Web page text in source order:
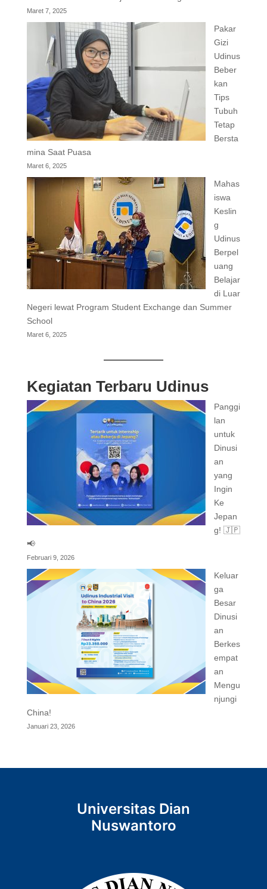
Maret 7, 2025
Pakar
Gizi
Udinus
Beber
kan
Tips
Tubuh
Tetap
Bersta
mina Saat Puasa
Maret 6, 2025
Mahas
iswa
Keslin
g
Udinus
Berpel
uang
Belajar
di Luar
Negeri lewat Program Student Exchange dan Summer
School
Maret 6, 2025
Kegiatan Terbaru Udinus
Panggi
lan
untuk
Dinusi
an
yang
Ingin
Ke
Jepan
g! 🇯🇵
📢
Februari 9, 2026
Keluar
ga
Besar
Dinusi
an
Berkes
empat
an
Mengu
njungi
China!
Januari 23, 2026
Universitas Dian
Nuswantoro